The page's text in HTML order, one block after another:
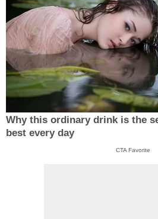
Why this ordinary drink is the
best every day
CTA Favorite